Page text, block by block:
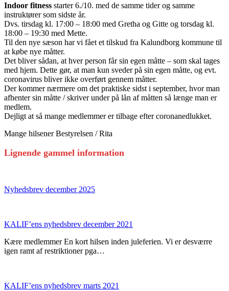
Indoor fitness starter 6./10. med de samme tider og samme
instruktører som sidste år.
Dvs. tirsdag kl. 17:00 – 18:00 med Gretha og Gitte og torsdag kl.
18:00 – 19:30 med Mette.
Til den nye sæson har vi fået et tilskud fra Kalundborg kommune til
at købe nye måtter.
Det bliver sådan, at hver person får sin egen måtte – som skal tages
med hjem. Dette gør, at man kun sveder på sin egen måtte, og evt.
coronavirus bliver ikke overført gennem måtter.
Der kommer nærmere om det praktiske sidst i september, hvor man
afhenter sin måtte / skriver under på lån af måtten så længe man er
medlem.
Dejligt at så mange medlemmer er tilbage efter coronanedlukket.
Mange hilsener Bestyrelsen / Rita
Lignende gammel information
Nyhedsbrev december 2025
KALIF’ens nyhedsbrev december 2021
Kære medlemmer En kort hilsen inden juleferien. Vi er desværre
igen ramt af restriktioner pga…
KALIF’ens nyhedsbrev marts 2021